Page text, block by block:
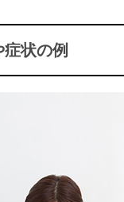
状の例